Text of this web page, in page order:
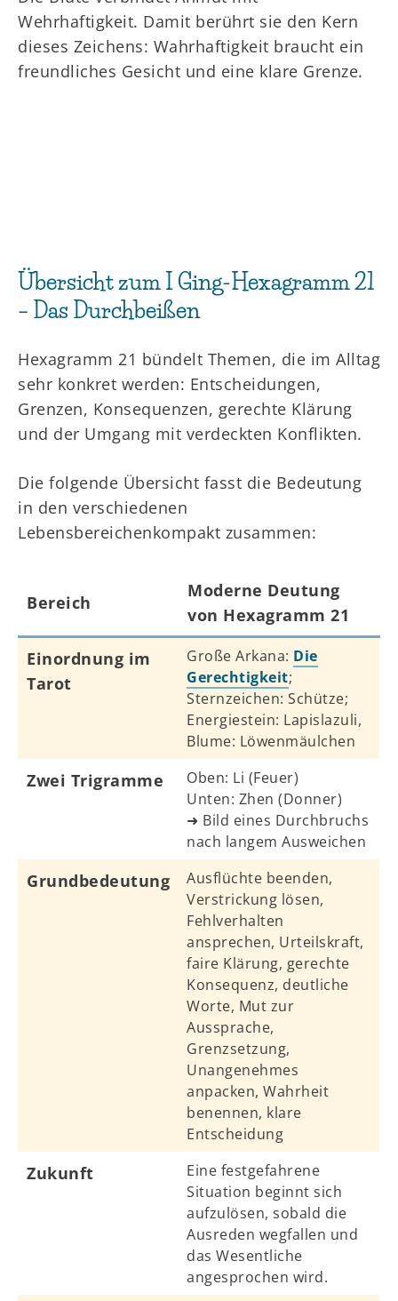
Wehrhaftigkeit. Damit berührt sie den Kern
dieses Zeichens: Wahrhaftigkeit braucht ein
freundliches Gesicht und eine klare Grenze.
Übersicht zum I Ging-Hexagramm 21
– Das Durchbeißen
Hexagramm 21 bündelt Themen, die im Alltag
sehr konkret werden: Entscheidungen,
Grenzen, Konsequenzen, gerechte Klärung
und der Umgang mit verdeckten Konflikten.
Die folgende Übersicht fasst die Bedeutung
in den verschiedenen
Lebensbereichenkompakt zusammen:
Bereich
Moderne Deutung
von Hexagramm 21
Einordnung im
Tarot
Große Arkana: Die
Gerechtigkeit;
Sternzeichen: Schütze;
Energiestein: Lapislazuli,
Blume: Löwenmäulchen
Zwei Trigramme
Oben: Li (Feuer)
Unten: Zhen (Donner)
➜ Bild eines Durchbruchs
nach langem Ausweichen
Grundbedeutung
Ausflüchte beenden,
Verstrickung lösen,
Fehlverhalten
ansprechen, Urteilskraft,
faire Klärung, gerechte
Konsequenz, deutliche
Worte, Mut zur
Aussprache,
Grenzsetzung,
Unangenehmes
anpacken, Wahrheit
benennen, klare
Entscheidung
Zukunft
Eine festgefahrene
Situation beginnt sich
aufzulösen, sobald die
Ausreden wegfallen und
das Wesentliche
angesprochen wird.